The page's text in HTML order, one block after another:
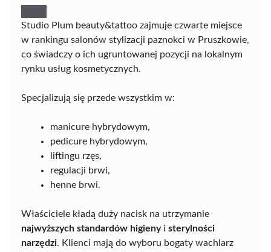
Studio Plum beauty&tattoo zajmuje czwarte miejsce
w rankingu salonów stylizacji paznokci w Pruszkowie,
co świadczy o ich ugruntowanej pozycji na lokalnym
rynku usług kosmetycznych.
Specjalizują się przede wszystkim w:
manicure hybrydowym,
pedicure hybrydowym,
liftingu rzęs,
regulacji brwi,
henne brwi.
Właściciele kładą duży nacisk na utrzymanie
najwyższych standardów higienyi sterylności
narzędzi. Klienci mają do wyboru bogaty wachlarz